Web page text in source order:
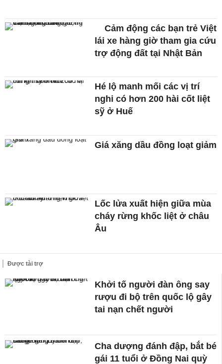
Cảm động các bạn trẻ Việt
lái xe hàng giờ tham gia cứu
trợ động đất tại Nhật Bản
Hé lộ manh mối các vị trí
nghi có hơn 200 hài cốt liệt
sỹ ở Huế
Giá xăng dầu đồng loạt giảm
Lốc lửa xuất hiện giữa mùa
cháy rừng khốc liệt ở châu
Âu
Được tài trợ
Khởi tố người đàn ông say
rượu đi bộ trên quốc lộ gây
tai nạn chết người
Cha dượng đánh đập, bắt bé
gái 11 tuổi ở Đồng Nai quỳ